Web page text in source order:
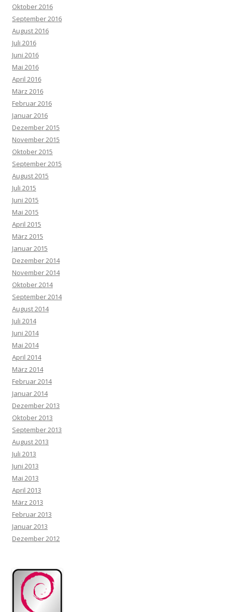
Oktober 2016
September 2016
August 2016
Juli 2016
Juni 2016
Mai 2016
April 2016
März 2016
Februar 2016
Januar 2016
Dezember 2015
November 2015
Oktober 2015
September 2015
August 2015
Juli 2015
Juni 2015
Mai 2015
April 2015
März 2015
Januar 2015
Dezember 2014
November 2014
Oktober 2014
September 2014
August 2014
Juli 2014
Juni 2014
Mai 2014
April 2014
März 2014
Februar 2014
Januar 2014
Dezember 2013
Oktober 2013
September 2013
August 2013
Juli 2013
Juni 2013
Mai 2013
April 2013
März 2013
Februar 2013
Januar 2013
Dezember 2012